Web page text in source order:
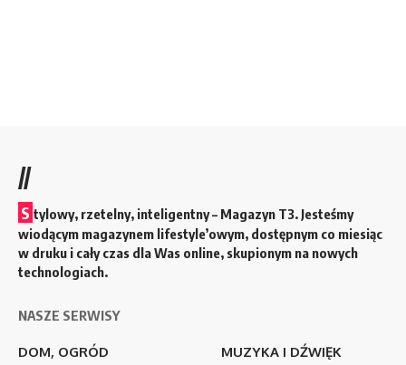
//
S tylowy, rzetelny, inteligentny – Magazyn T3. Jesteśmy
wiodącym magazynem lifestyle’owym, dostępnym co miesiąc
w druku i cały czas dla Was online, skupionym na nowych
technologiach.
NASZE SERWISY
DOM, OGRÓD
MUZYKA I DŹWIĘK